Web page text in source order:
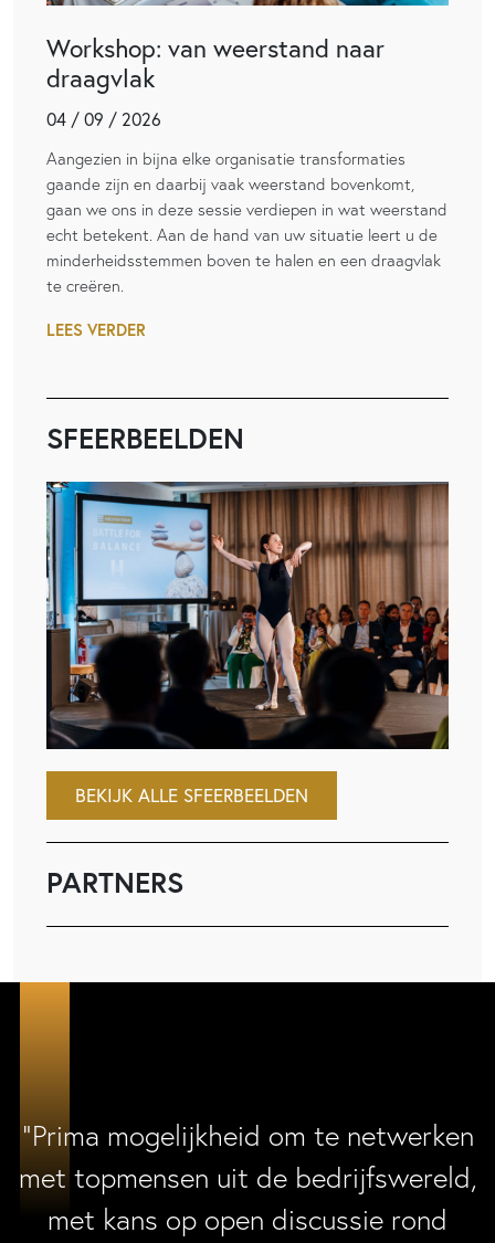
Workshop: van weerstand naar
draagvlak
04 / 09 / 2026
Aangezien in bijna elke organisatie transformaties
gaande zijn en daarbij vaak weerstand bovenkomt,
gaan we ons in deze sessie verdiepen in wat weerstand
echt betekent. Aan de hand van uw situatie leert u de
minderheidsstemmen boven te halen en een draagvlak
te creëren.
LEES VERDER
SFEERBEELDEN
BEKIJK ALLE SFEERBEELDEN
PARTNERS
“Prima mogelijkheid om te netwerken
met topmensen uit de bedrijfswereld,
met kans op open discussie rond